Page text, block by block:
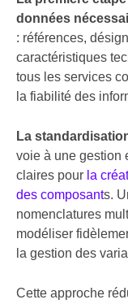
données
: références,
caractéristiques
tous les services
la fiabilité des
La
voie à une gestion
claires pour la
des composants.
nomenclatures
modéliser
la gestion des
Cette approche